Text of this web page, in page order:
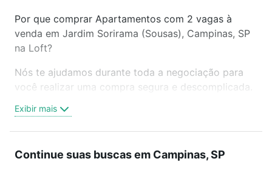
Por que comprar Apartamentos com 2 vagas à
venda em Jardim Sorirama (Sousas), Campinas, SP
na Loft?
Nós te ajudamos durante toda a negociação para
você realizar uma compra segura e descomplicada.
trabalho e do metrô, aqui você vai encontrar a
oferta ideal de Apartamentos com 2 vagas à venda
conquistar seu sonho. Agende uma visita presencial
Exibir mais
Continue suas buscas em Campinas, SP